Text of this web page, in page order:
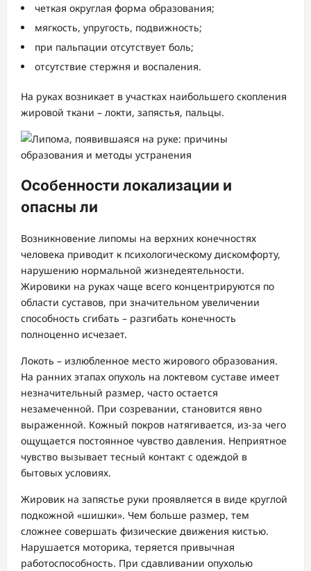
четкая округлая форма образования;
мягкость, упругость, подвижность;
при пальпации отсутствует боль;
отсутствие стержня и воспаления.
На руках возникает в участках наибольшего скопления
жировой ткани – локти, запястья, пальцы.
Особенности локализации и
опасны ли
Возникновение липомы на верхних конечностях
человека приводит к психологическому дискомфорту,
нарушению нормальной жизнедеятельности.
Жировики на руках чаще всего концентрируются по
области суставов, при значительном увеличении
способность сгибать – разгибать конечность
полноценно исчезает.
Локоть – излюбленное место жирового образования.
На ранних этапах опухоль на локтевом суставе имеет
незначительный размер, часто остается
незамеченной. При созревании, становится явно
выраженной. Кожный покров натягивается, из-за чего
ощущается постоянное чувство давления. Неприятное
чувство вызывает тесный контакт с одеждой в
бытовых условиях.
Жировик на запястье руки проявляется в виде круглой
подкожной «шишки». Чем больше размер, тем
сложнее совершать физические движения кистью.
Нарушается моторика, теряется привычная
работоспособность. При сдавливании опухолью